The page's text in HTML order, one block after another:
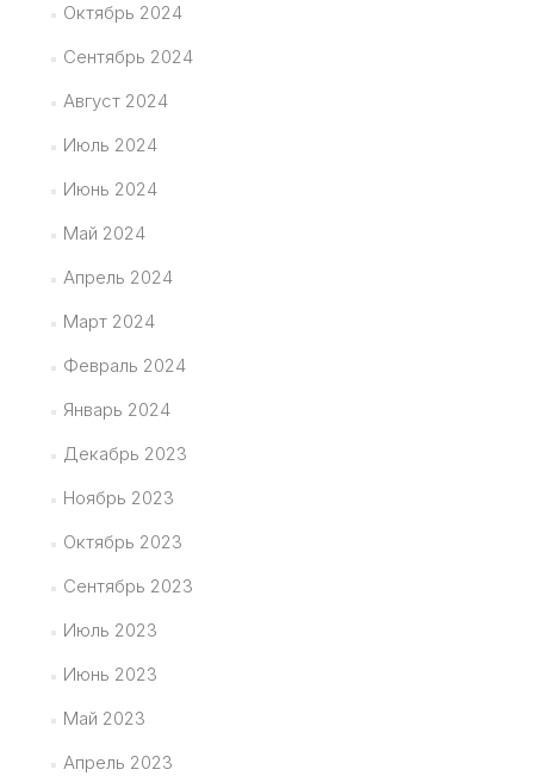
Октябрь 2024
Сентябрь 2024
Август 2024
Июль 2024
Июнь 2024
Май 2024
Апрель 2024
Март 2024
Февраль 2024
Январь 2024
Декабрь 2023
Ноябрь 2023
Октябрь 2023
Сентябрь 2023
Июль 2023
Июнь 2023
Май 2023
Апрель 2023